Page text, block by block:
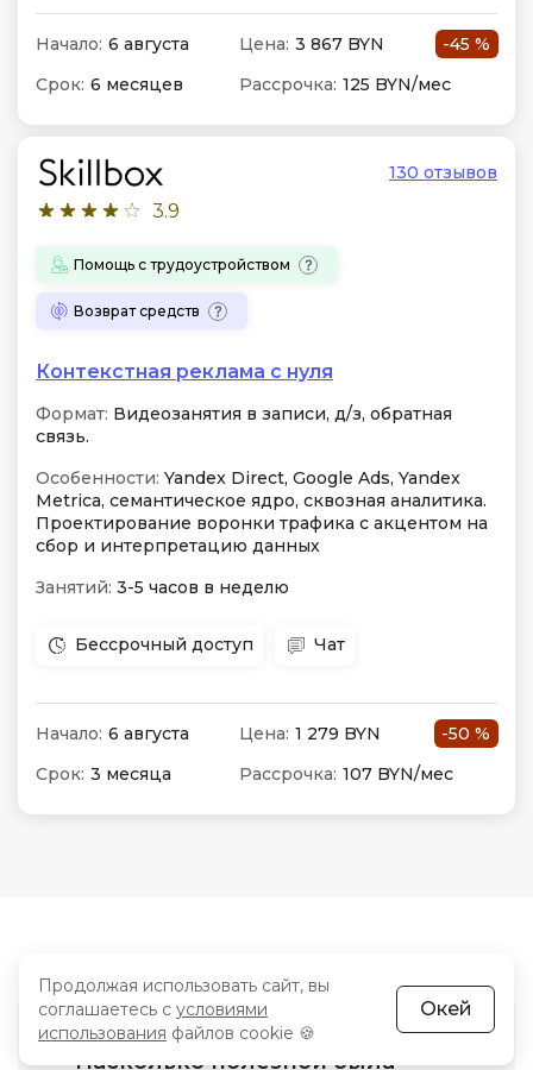
Начало: 6 августа Цена: 3 867 BYN
-45 %
Срок: 6 месяцев Рассрочка: 125 BYN/мес
3.9
130 отзывов
Помощь с трудоустройством
Возврат средств
Контекстная реклама с нуля
Формат: Видеозанятия в записи, д/з, обратная
связь.
Особенности: Yandex Direct, Google Ads, Yandex
Metrica, семантическое ядро, сквозная аналитика.
Проектирование воронки трафика с акцентом на
сбор и интерпретацию данных
Занятий: 3-5 часов в неделю
Бессрочный доступ Чат
Начало: 6 августа Цена: 1 279 BYN
-50 %
Срок: 3 месяца Рассрочка: 107 BYN/мес
Насколько полезной была
Продолжая использовать сайт, вы
соглашаетесь с условиями
использования файлов cookie 🍪
Окей